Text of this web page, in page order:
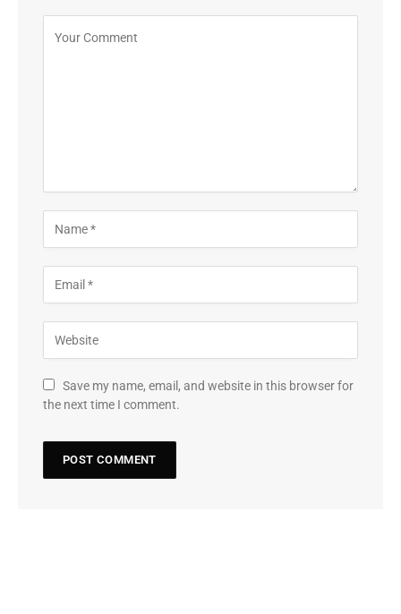
Save my name, email, and website in this browser for
the next time I comment.